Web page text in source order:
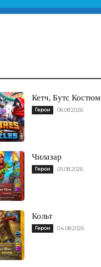
Кетч, Бутс Костюм
Герои 06.08.2026
Чилазар
Герои 05.08.2026
Кольт
Герои 04.08.2026